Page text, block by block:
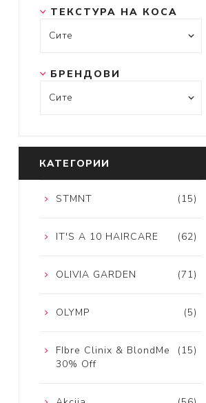
ТЕКСТУРА НА КОСА
БРЕНДОВИ
КАТЕГОРИИ
(15)
STMNT
(62)
IT'S A 10 HAIRCARE
(71)
OLIVIA GARDEN
(5)
OLYMP
(15)
FIbre Clinix & BlondMe
30% Off